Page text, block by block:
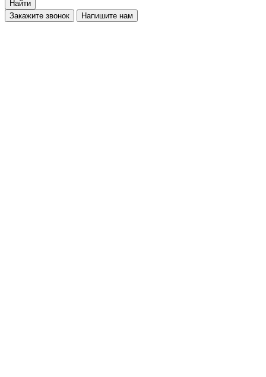
Найти
Закажите звонок
Напишите нам